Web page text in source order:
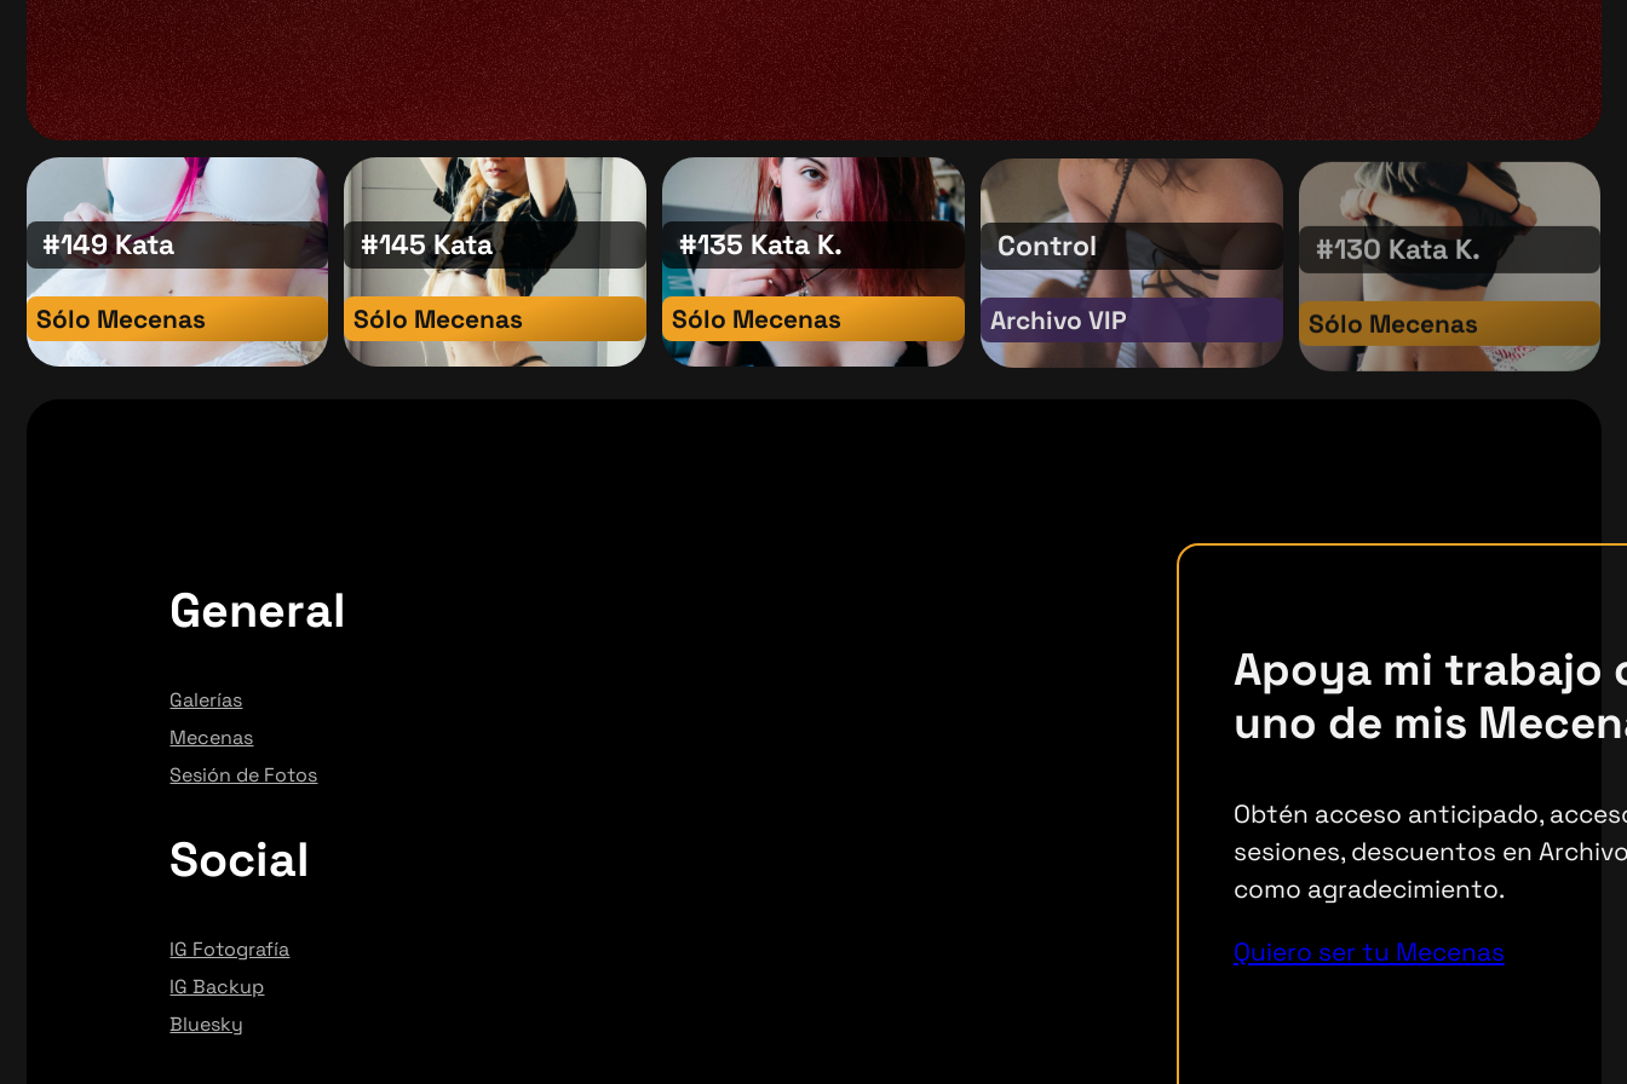
#149 Kata
Sólo Mecenas
#145 Kata
Sólo Mecenas
#135 Kata K.
Sólo Mecenas
Control
Archivo VIP
#130 Kata K.
Sólo Mecenas
General
Galerías
Mecenas
Sesión de Fotos
Social
IG Fotografía
IG Backup
Bluesky
Apoya mi trabajo
uno de mis
Obtén acceso anticipado,
sesiones, descuentos en
como agradecimiento.
Quiero ser tu Mecenas